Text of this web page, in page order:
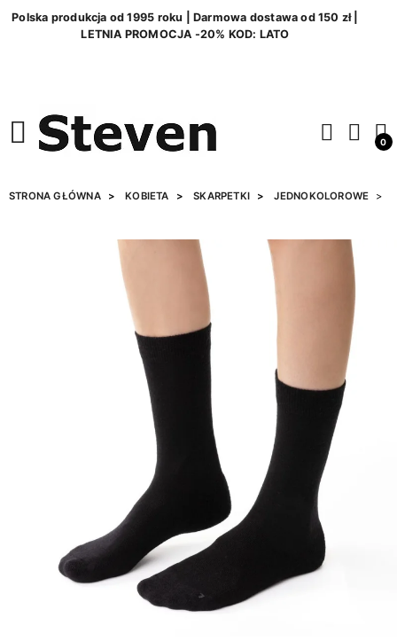
Polska produkcja od 1995 roku | Darmowa dostawa od 150 zł |
LETNIA PROMOCJA -20% KOD: LATO
0
STRONA GŁÓWNA KOBIETA SKARPETKI JEDNOKOLOROWE